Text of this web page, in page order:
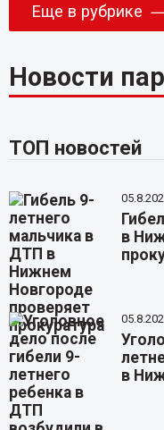
Еще в рубрике
Новости
ТОП новостей
в
в